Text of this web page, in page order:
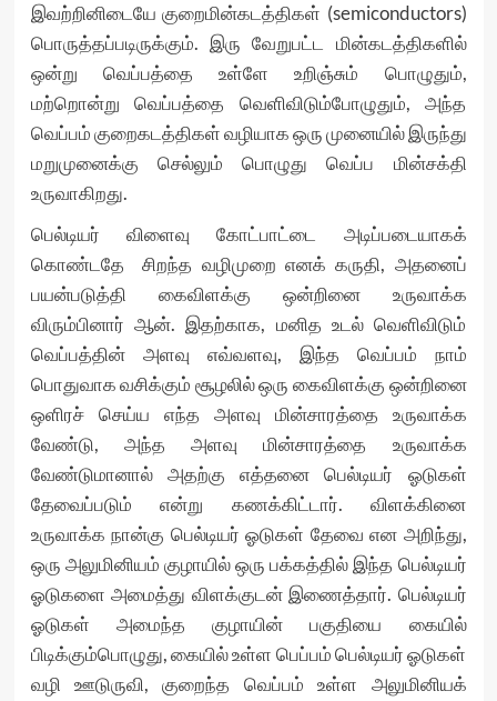
இவற்றினிடையே குறைமின்கடத்திகள் (semiconductors)
பொருத்தப்படிருக்கும். இரு வேறுபட்ட மின்கடத்திகளில்
ஒன்று வெப்பத்தை உள்ளே உறிஞ்சும் பொழுதும்,
மற்றொன்று வெப்பத்தை வெளிவிடும்போழுதும், அந்த
வெப்பம் குறைகடத்திகள் வழியாக ஒரு முனையில் இருந்து
மறுமுனைக்கு செல்லும் பொழுது வெப்ப மின்சக்தி
உருவாகிறது.
பெல்டியர் விளைவு கோட்பாட்டை அடிப்படையாகக்
கொண்டதே சிறந்த வழிமுறை எனக் கருதி, அதனைப்
பயன்படுத்தி கைவிளக்கு ஒன்றினை உருவாக்க
விரும்பினார் ஆன். இதற்காக, மனித உடல் வெளிவிடும்
வெப்பத்தின் அளவு எவ்வளவு, இந்த வெப்பம் நாம்
பொதுவாக வசிக்கும் சூழலில் ஒரு கைவிளக்கு ஒன்றினை
ஒளிரச் செய்ய எந்த அளவு மின்சாரத்தை உருவாக்க
வேண்டு, அந்த அளவு மின்சாரத்தை உருவாக்க
வேண்டுமானால் அதற்கு எத்தனை பெல்டியர் ஓடுகள்
தேவைப்படும் என்று கணக்கிட்டார். விளக்கினை
உருவாக்க நான்கு பெல்டியர் ஓடுகள் தேவை என அறிந்து,
ஒரு அலுமினியம் குழாயில் ஒரு பக்கத்தில் இந்த பெல்டியர்
ஓடுகளை அமைத்து விளக்குடன் இணைத்தார். பெல்டியர்
ஓடுகள் அமைந்த குழாயின் பகுதியை கையில்
பிடிக்கும்பொழுது, கையில் உள்ள பெப்பம் பெல்டியர் ஓடுகள்
வழி ஊடுருவி, குறைந்த வெப்பம் உள்ள அலுமினியக்